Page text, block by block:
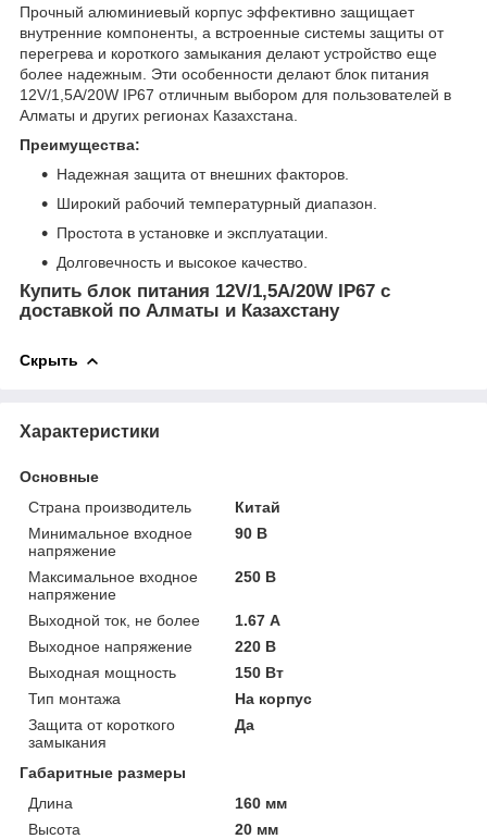
Прочный алюминиевый корпус эффективно защищает
внутренние компоненты, а встроенные системы защиты от
перегрева и короткого замыкания делают устройство еще
более надежным. Эти особенности делают блок питания
12V/1,5A/20W IP67 отличным выбором для пользователей в
Алматы и других регионах Казахстана.
Преимущества:
Надежная защита от внешних факторов.
Широкий рабочий температурный диапазон.
Простота в установке и эксплуатации.
Долговечность и высокое качество.
Купить блок питания 12V/1,5A/20W IP67 с
доставкой по Алматы и Казахстану
Скрыть
Характеристики
Основные
Страна производитель
Китай
Минимальное входное
напряжение
90 В
Максимальное входное
напряжение
250 В
Выходной ток, не более
1.67 А
Выходное напряжение
220 В
Выходная мощность
150 Вт
Тип монтажа
На корпус
Защита от короткого
замыкания
Да
Габаритные размеры
Длина
160 мм
Высота
20 мм